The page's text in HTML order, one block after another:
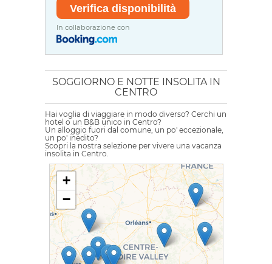
In collaborazione con
SOGGIORNO E NOTTE INSOLITA IN
CENTRO
Hai voglia di viaggiare in modo diverso? Cerchi un
hotel o un B&B unico in Centro?
Un alloggio fuori dal comune, un po' eccezionale,
un po' inedito?
Scopri la nostra selezione per vivere una vacanza
insolita in Centro.
+
−